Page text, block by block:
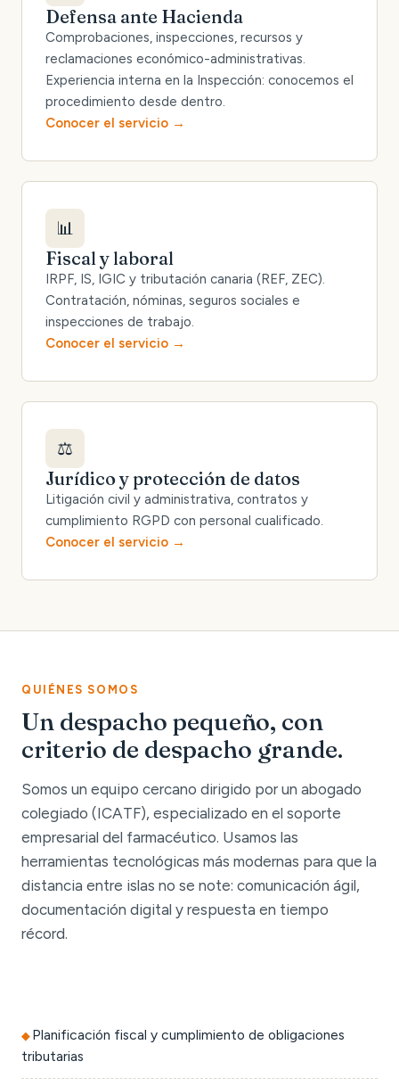
Defensa ante Hacienda
Comprobaciones, inspecciones, recursos y
reclamaciones económico-administrativas.
Experiencia interna en la Inspección: conocemos el
procedimiento desde dentro.
Conocer el servicio
📊
Fiscal y laboral
IRPF, IS, IGIC y tributación canaria (REF, ZEC).
Contratación, nóminas, seguros sociales e
inspecciones de trabajo.
Conocer el servicio
⚖️
Jurídico y protección de datos
Litigación civil y administrativa, contratos y
cumplimiento RGPD con personal cualificado.
Conocer el servicio
QUIÉNES SOMOS
Un despacho pequeño, con
criterio de despacho grande.
Somos un equipo cercano dirigido por un abogado
colegiado (ICATF), especializado en el soporte
empresarial del farmacéutico. Usamos las
herramientas tecnológicas más modernas para que la
distancia entre islas no se note: comunicación ágil,
documentación digital y respuesta en tiempo
récord.
Planificación fiscal y cumplimiento de obligaciones
tributarias